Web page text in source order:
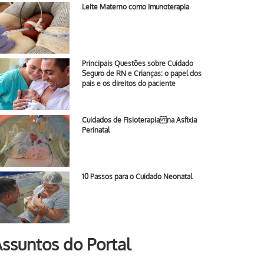
Leite Materno como Imunoterapia
Principais Questões sobre Cuidado
Seguro de RN e Crianças: o papel dos
pais e os direitos do paciente
Cuidados de Fisioterapia na Asfixia
Perinatal
10 Passos para o Cuidado Neonatal
do Portal